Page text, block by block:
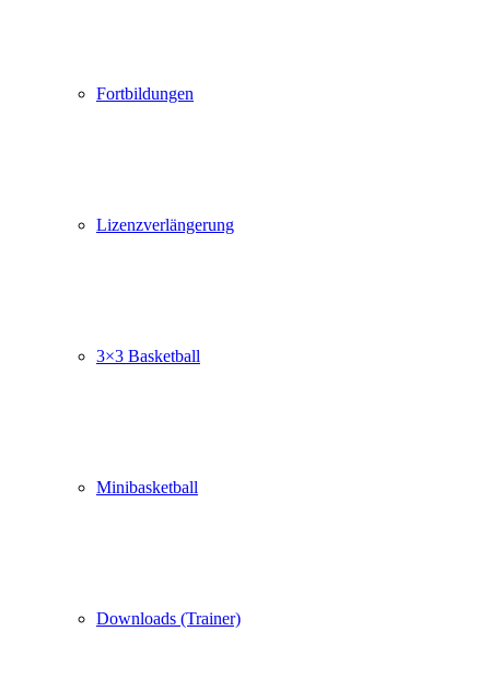
Fortbildungen
Lizenzverlängerung
3×3 Basketball
Minibasketball
Downloads (Trainer)